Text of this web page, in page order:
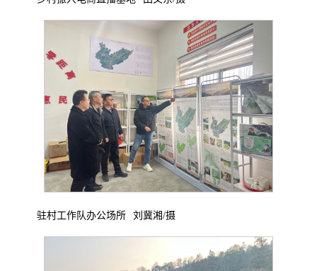
驻村工作队办公场所 刘冀湘/摄